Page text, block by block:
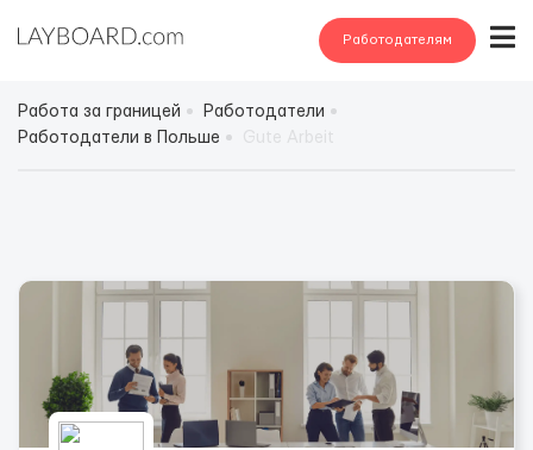
Работодателям
Работа за границей
Работодатели
Работодатели в Польше